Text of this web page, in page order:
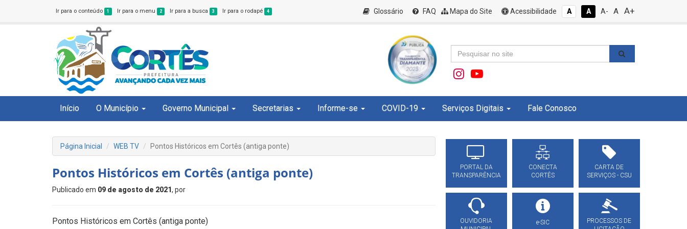
Ir para o conteúdo 1 Ir para o menu 2 Ir para a busca 3 Ir para o rodapé 4 Glossário FAQ Mapa do Site Acessibilidade A A A- A A+
Início O Município Governo Municipal Secretarias Informe-se COVID-19 Serviços Digitais Fale Conosco
Página Inicial WEB TV Pontos Históricos em Cortês (antiga ponte)
Pontos Históricos em Cortês (antiga ponte)
Publicado em 09 de agosto de 2021, por
Pontos Históricos em Cortês (antiga ponte)
PORTAL DA
TRANSPARÊNCIA
CONECTA
CORTÊS
CARTA DE
SERVIÇOS - CSU
OUVIDORIA
e-SIC
PROCESSOS DE